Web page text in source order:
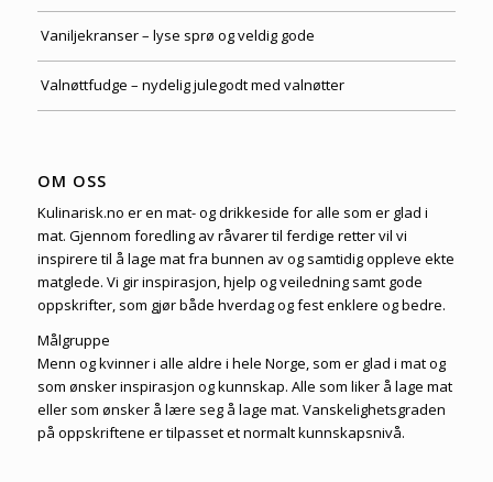
Vaniljekranser – lyse sprø og veldig gode
Valnøttfudge – nydelig julegodt med valnøtter
OM OSS
Kulinarisk.no er en mat- og drikkeside for alle som er glad i
mat. Gjennom foredling av råvarer til ferdige retter vil vi
inspirere til å lage mat fra bunnen av og samtidig oppleve ekte
matglede. Vi gir inspirasjon, hjelp og veiledning samt gode
oppskrifter, som gjør både hverdag og fest enklere og bedre.
Målgruppe
Menn og kvinner i alle aldre i hele Norge, som er glad i mat og
som ønsker inspirasjon og kunnskap. Alle som liker å lage mat
eller som ønsker å lære seg å lage mat. Vanskelighetsgraden
på oppskriftene er tilpasset et normalt kunnskapsnivå.